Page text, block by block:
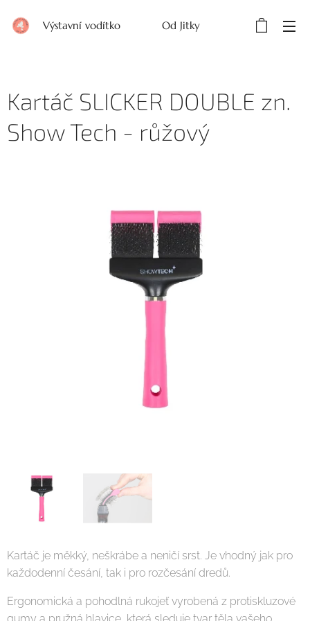
Výstavní vodítko Od Jitky
Kartáč SLICKER DOUBLE zn.
Show Tech - růžový
Kartáč je měkký, neškrábe a neničí srst. Je vhodný jak pro
každodenní česání, tak i pro rozčesání dredů.
Ergonomická a pohodlná rukojeť vyrobená z protiskluzové